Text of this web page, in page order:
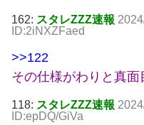
162: スタレZZZ速報
ID:2iNXZFaed
>>122
その仕様がわりと真
118: スタレZZZ速報
ID:epDQ/GiVa